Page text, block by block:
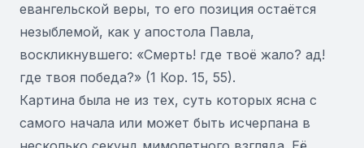
евангельской веры, то его позиция остаётся
незыблемой, как у апостола Павла,
воскликнувшего: «Смерть! где твоё жало? ад!
где твоя победа?» (1 Кор. 15, 55).
Картина была не из тех, суть которых ясна с
самого начала или может быть исчерпана в